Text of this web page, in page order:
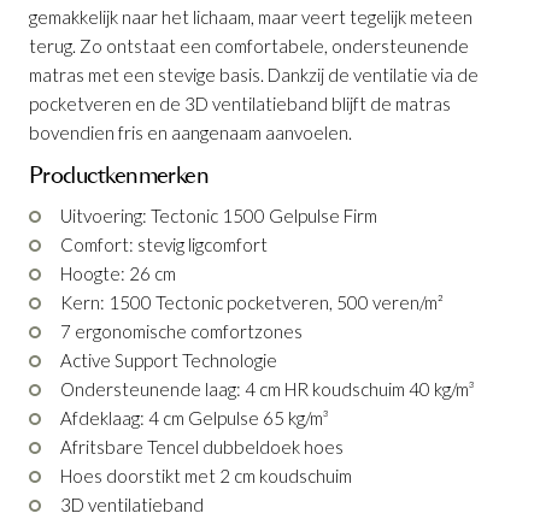
gemakkelijk naar het lichaam, maar veert tegelijk meteen
terug. Zo ontstaat een comfortabele, ondersteunende
matras met een stevige basis. Dankzij de ventilatie via de
pocketveren en de 3D ventilatieband blijft de matras
bovendien fris en aangenaam aanvoelen.
Productkenmerken
Uitvoering: Tectonic 1500 Gelpulse Firm
Comfort: stevig ligcomfort
Hoogte: 26 cm
Kern: 1500 Tectonic pocketveren, 500 veren/m²
7 ergonomische comfortzones
Active Support Technologie
Ondersteunende laag: 4 cm HR koudschuim 40 kg/m³
Afdeklaag: 4 cm Gelpulse 65 kg/m³
Afritsbare Tencel dubbeldoek hoes
Hoes doorstikt met 2 cm koudschuim
3D ventilatieband
Matras Liv Tectonic 1500 Gelpulse Latex
Firm
Productnummer: G10200015698
€ 1.272,00
€ 1.144,80 incl. BTW
GA NAAR WINKELMANDJE
OF VERDER WINKELEN